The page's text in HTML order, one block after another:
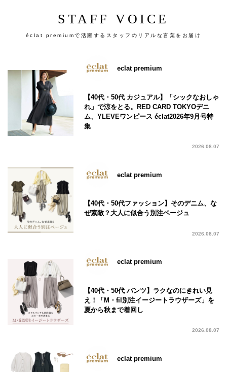
STAFF VOICE
éclat premiumで活躍するスタッフのリアルな言葉をお届け
eclat premium
【40代・50代 カジュアル】「シックなおしゃ
れ」で涼をとる。RED CARD TOKYOデニ
ム、YLEVEワンピース éclat2026年9月号特
集
2026.08.07
eclat premium
【40代・50代ファッション】そのデニム、な
ぜ素敵？大人に似合う別注ベージュ
2026.08.07
eclat premium
【40代・50代 パンツ】ラクなのにきれい見
え！「M・fil別注イージートラウザーズ」を
夏から秋まで着回し
2026.08.07
eclat premium